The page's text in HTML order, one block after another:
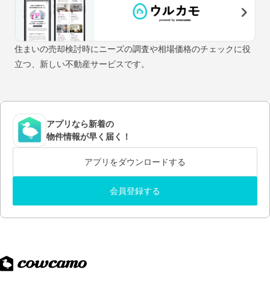
住まいの売却検討時にニーズの調査や相場価格のチェックに役
立つ、新しい不動産サービスです。
アプリなら新着の
物件情報が早く届く！
アプリをダウンロードする
会員登録する